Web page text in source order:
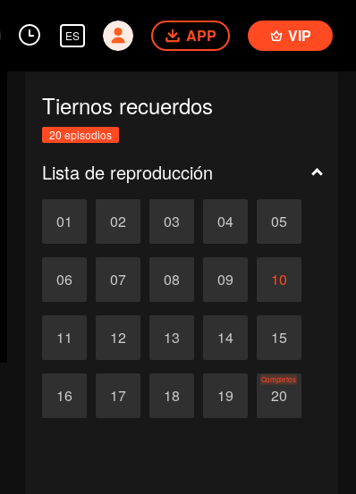
ES APP VIP
Tiernos recuerdos
20 episodios
Lista de reproducción
01 02 03 04 05
06 07 08 09 10
11 12 13 14 15
16 17 18 19 20
Completos